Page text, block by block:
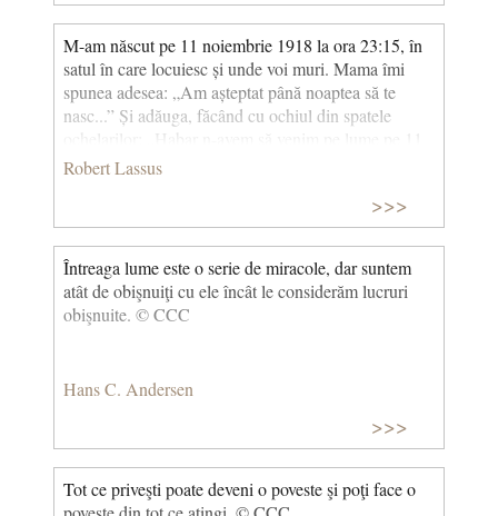
M-am născut pe 11 noiembrie 1918 la ora 23:15, în
satul în care locuiesc și unde voi muri. Mama îmi
spunea adesea: „Am așteptat până noaptea să te
nasc...” Și adăuga, făcând cu ochiul din spatele
ochelarilor: „Habar n-avem să venim pe lume pe 11
noiembrie 1918: te-am născut în durere și în
Robert Lassus
>>>
Întreaga lume este o serie de miracole, dar suntem
atât de obişnuiţi cu ele încât le considerăm lucruri
obişnuite. © CCC
Hans C. Andersen
>>>
Tot ce priveşti poate deveni o poveste şi poţi face o